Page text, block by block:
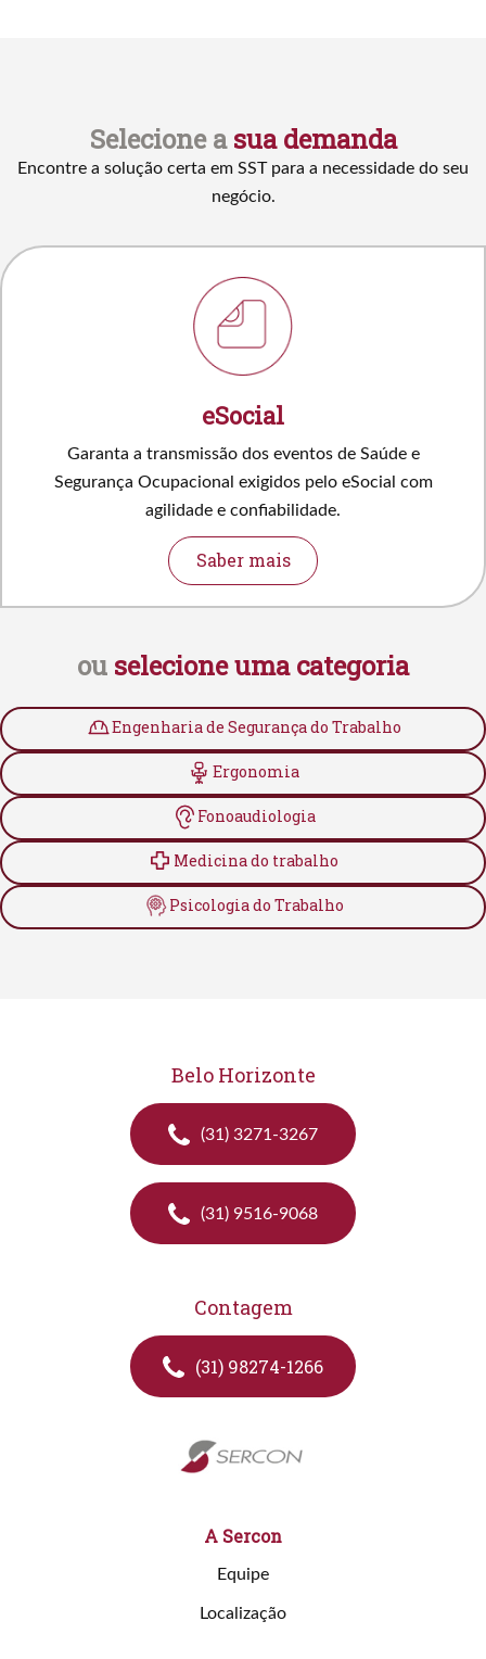
Selecione asua demanda
Encontre a solução certa em SST para a necessidade do seu
negócio.
eSocial
Garanta a transmissão dos eventos de Saúde e
Segurança Ocupacional exigidos pelo eSocial com
agilidade e confiabilidade.
Saber mais
ou selecione uma categoria
Engenharia de Segurança do Trabalho
Ergonomia
Fonoaudiologia
Medicina do trabalho
Psicologia do Trabalho
Belo Horizonte
(31) 3271-3267
(31) 9516-9068
Contagem
(31) 98274-1266
A Sercon
Equipe
Localização